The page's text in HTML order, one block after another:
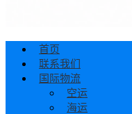
首页
联系我们
国际物流
空运
海运